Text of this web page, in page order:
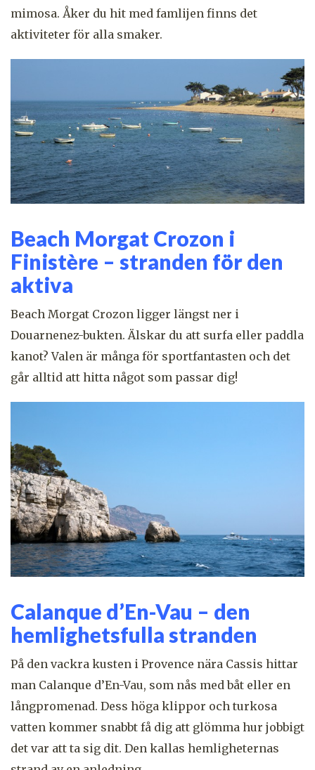
mimosa. Åker du hit med famlijen finns det
aktiviteter för alla smaker.
Beach Morgat Crozon i
Finistère – stranden för den
aktiva
Beach Morgat Crozon ligger längst ner i
Douarnenez-bukten. Älskar du att surfa eller paddla
kanot? Valen är många för sportfantasten och det
går alltid att hitta något som passar dig!
Calanque d’En-Vau – den
hemlighetsfulla stranden
På den vackra kusten i Provence nära Cassis hittar
man Calanque d’En-Vau, som nås med båt eller en
långpromenad. Dess höga klippor och turkosa
vatten kommer snabbt få dig att glömma hur jobbigt
det var att ta sig dit. Den kallas hemligheternas